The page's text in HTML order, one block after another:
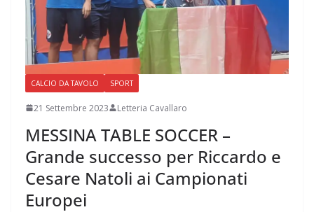
CALCIO DA TAVOLO SPORT
21 Settembre 2023 Letteria Cavallaro
MESSINA TABLE SOCCER –
Grande successo per Riccardo e
Cesare Natoli ai Campionati
Europei